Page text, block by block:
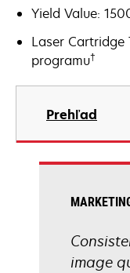
Yield Value:
Laser Cartridge
programu†
Prehľad
image